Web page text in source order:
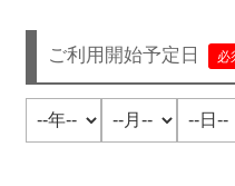
ご利用開始予定日 必